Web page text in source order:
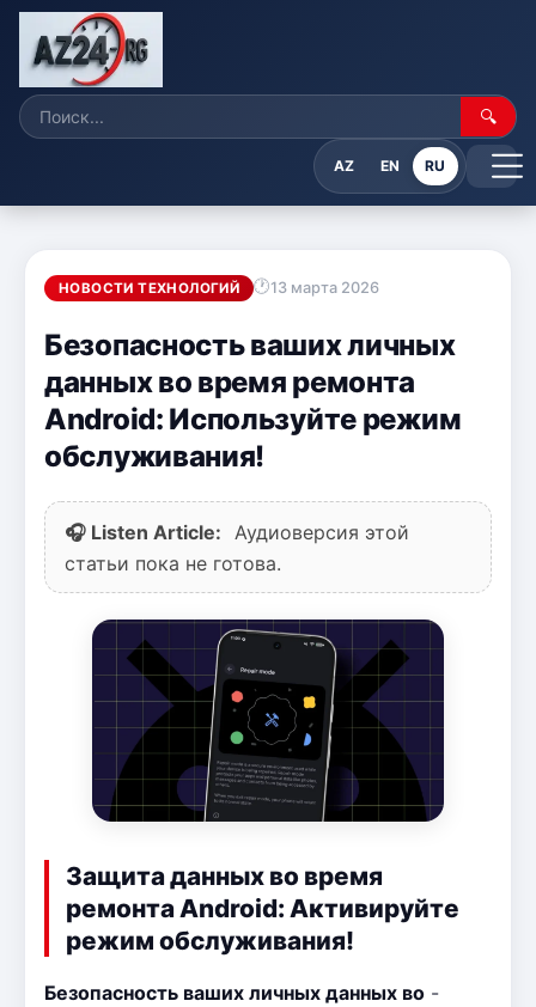
🔍
AZ EN RU
НОВОСТИ ТЕХНОЛОГИЙ 13 марта 2026
Безопасность ваших личных
данных во время ремонта
Android: Используйте режим
обслуживания!
🎧 Listen Article:
Аудиоверсия этой
статьи пока не готова.
Защита данных во время
ремонта Android: Активируйте
режим обслуживания!
Безопасность ваших личных данных во -